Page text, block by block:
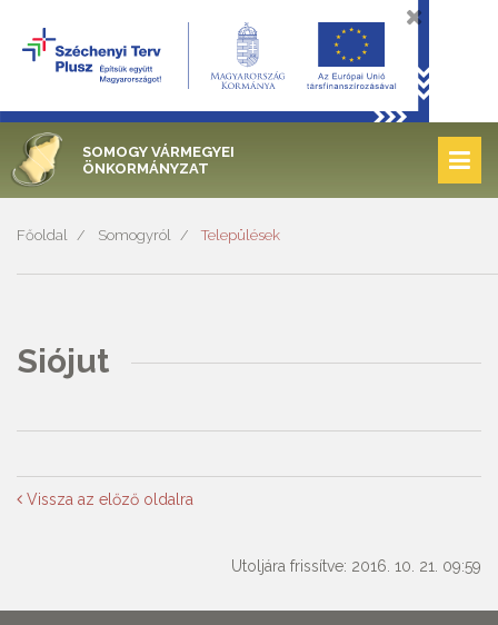
SOMOGY VÁRMEGYEI
ÖNKORMÁNYZAT
Főoldal Somogyról Települések
Siójut
Vissza az előző oldalra
Utoljára frissítve: 2016. 10. 21. 09:59